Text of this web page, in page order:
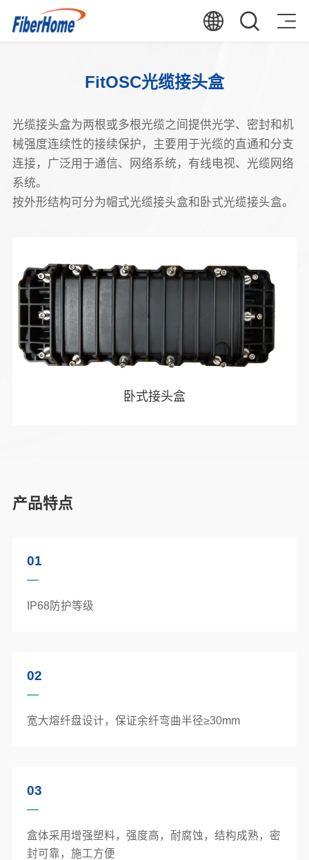
FitOSC光缆接头盒
光缆接头盒为两根或多根光缆之间提供光学、密封和机
械强度连续性的接续保护，主要用于光缆的直通和分支
连接，广泛用于通信、网络系统，有线电视、光缆网络
系统。
按外形结构可分为帽式光缆接头盒和卧式光缆接头盒。
卧式接头盒
产品特点
01
IP68防护等级
02
宽大熔纤盘设计，保证余纤弯曲半径≥30mm
03
盒体采用增强塑料，强度高，耐腐蚀，结构成熟，密
封可靠，施工方便